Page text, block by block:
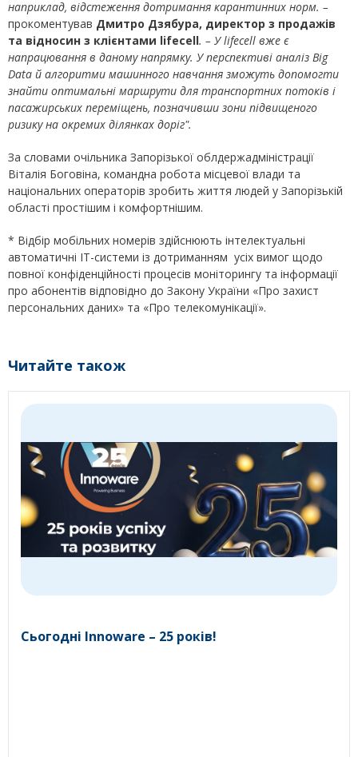
наприклад, відстеження дотримання карантинних норм. –
прокоментував Дмитро Дзябура, директор з продажів
та відносин з клієнтами lifecell. – У lifecell вже є
напрацювання в даному напрямку. У перспективі аналіз Big
Data й алгоритми машинного навчання зможуть допомогти
знайти оптимальні маршрути для транспортних потоків і
пасажирських переміщень, позначивши зони підвищеного
ризику на окремих ділянках доріг".
За словами очільника Запорізької облдержадміністрації
Віталія Боговіна, командна робота місцевої влади та
національних операторів зробить життя людей у Запорізькій
області простішим і комфортнішим.
* Відбір мобільних номерів здійснюють інтелектуальні
автоматичні IT-системи із дотриманням усіх вимог щодо
повної конфіденційності процесів моніторингу та інформації
про абонентів відповідно до Закону України «Про захист
персональних даних» та «Про телекомунікації».
Читайте також
Сьогодні Innoware – 25 років!